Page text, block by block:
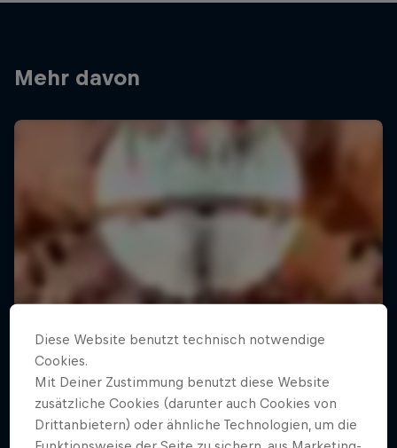
Mehr davon
Diese Website benutzt technisch notwendige
Cookies.
Mit Deiner Zustimmung benutzt diese Website
zusätzliche Cookies (darunter auch Cookies von
Drittanbietern) oder ähnliche Technologien, um die